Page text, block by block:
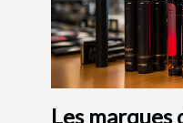
Les